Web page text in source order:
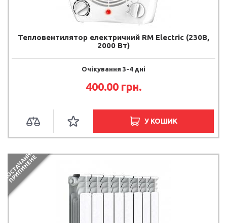
Тепловентилятор електричний RM Electric (230В,
2000 Вт)
Очікування 3-4 дні
400.00 грн.
У КОШИК
П
О
С
Т
А
Ч
А
Н
Н
Я
П
Р
И
П
И
Н
Е
Н
Е